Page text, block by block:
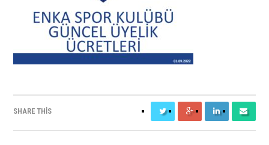
SHARE THIS